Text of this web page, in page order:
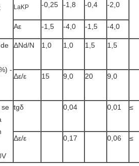
LaKP -0,25 -1,8 -0,4 -2,0
Aε -1,5 -4,0 -1,5 -4,0
-
ΔNd/N 1,0 1,0 1,5 1,5
Δε/ε 15 9,0 20 9,0
se tgδ 0,04 0,01 ≤
Δε/ε 0,17 0,06 ≤